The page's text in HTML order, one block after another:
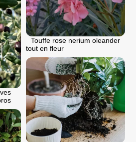
Touffe rose nerium oleander
tout en fleur